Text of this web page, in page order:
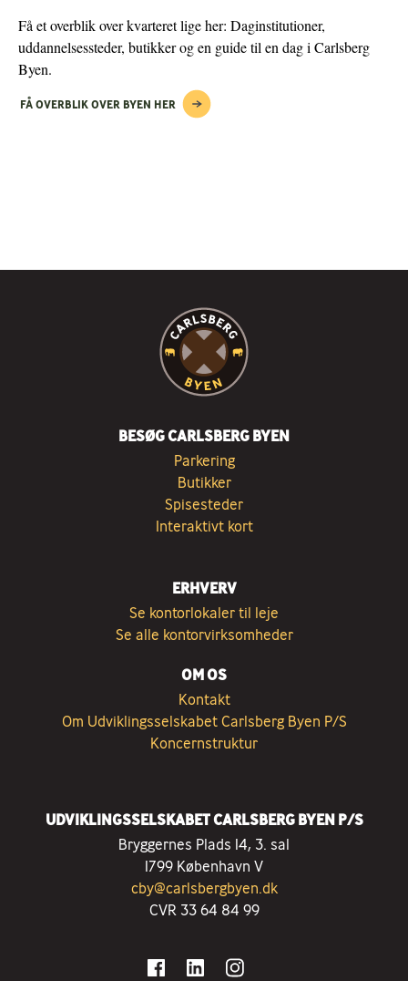
Få et overblik over kvarteret lige her: Daginstitutioner,
uddannelsessteder, butikker og en guide til en dag i Carlsberg
Byen.
FÅ OVERBLIK OVER BYEN HER
BESØG CARLSBERG BYEN
Parkering
Butikker
Spisesteder
Interaktivt kort
ERHVERV
Se kontorlokaler til leje
Se alle kontorvirksomheder
OM OS
Kontakt
Om Udviklingsselskabet Carlsberg Byen P/S
Koncernstruktur
UDVIKLINGSSELSKABET CARLSBERG BYEN P/S
Bryggernes Plads 14, 3. sal
1799 København V
cby@carlsbergbyen.dk
CVR 33 64 84 99